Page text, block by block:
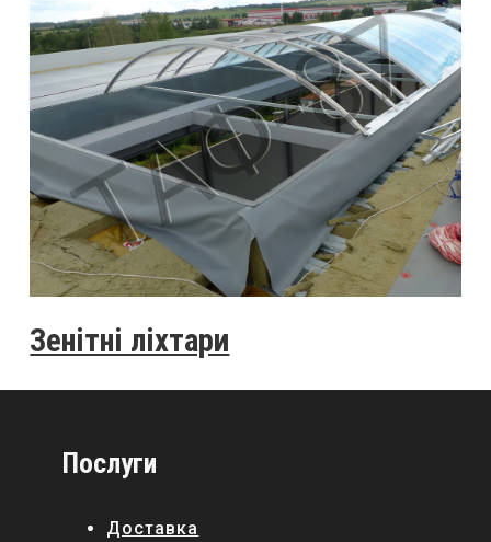
Зенітні ліхтари
Послуги
Доставка